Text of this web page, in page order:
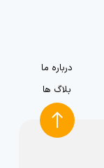
درباره ما
بلاگ ها